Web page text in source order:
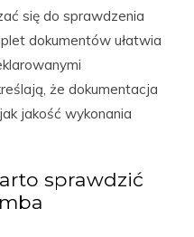
się do sprawdzenia
dokumentów ułatwia
że dokumentacja
jakość wykonania
sprawdzić